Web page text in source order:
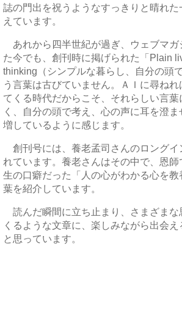
誌の門出を祝うようなすっきりと晴れ
えています。
あれから四半世紀が過ぎ、ウェブマガ
た今でも、創刊時に掲げられた「Plain
thinking（シンプルな暮らし、自分の頭
う言葉は古びていません。ＡＩに尋ね
てくる時代だからこそ、それらしい言
く、自分の頭で考え、心の声に耳を澄
増しているように感じます。
創刊号には、養老孟司さんのロングイ
れています。養老さんはその中で、恩
生の口癖だった「人の心がわかる心を
葉を紹介しています。
読んだ瞬間に立ち止まり、さまざまな
くるような文章に、楽しみながら出会
と思っています。